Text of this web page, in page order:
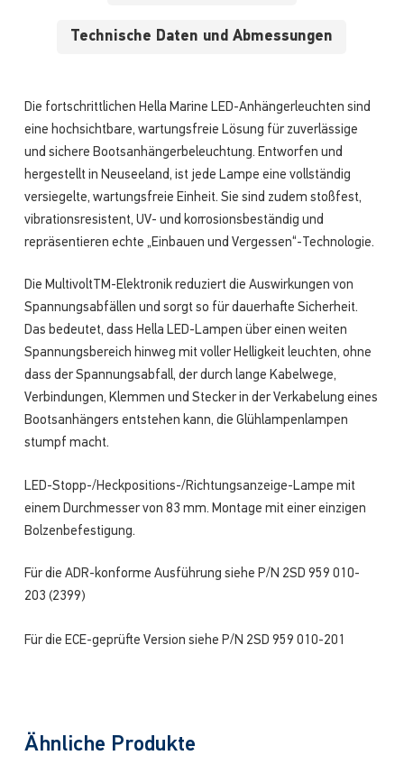
Technische Daten und Abmessungen
Die fortschrittlichen Hella Marine LED-Anhängerleuchten sind
eine hochsichtbare, wartungsfreie Lösung für zuverlässige
und sichere Bootsanhängerbeleuchtung. Entworfen und
hergestellt in Neuseeland, ist jede Lampe eine vollständig
versiegelte, wartungsfreie Einheit. Sie sind zudem stoßfest,
vibrationsresistent, UV- und korrosionsbeständig und
repräsentieren echte „Einbauen und Vergessen“-Technologie.
Die MultivoltTM-Elektronik reduziert die Auswirkungen von
Spannungsabfällen und sorgt so für dauerhafte Sicherheit.
Das bedeutet, dass Hella LED-Lampen über einen weiten
Spannungsbereich hinweg mit voller Helligkeit leuchten, ohne
dass der Spannungsabfall, der durch lange Kabelwege,
Verbindungen, Klemmen und Stecker in der Verkabelung eines
Bootsanhängers entstehen kann, die Glühlampenlampen
stumpf macht.
LED-Stopp-/Heckpositions-/Richtungsanzeige-Lampe mit
einem Durchmesser von 83 mm. Montage mit einer einzigen
Bolzenbefestigung.
Für die ADR-konforme Ausführung siehe P/N 2SD 959 010-
203 (2399)
Für die ECE-geprüfte Version siehe P/N 2SD 959 010-201
Ähnliche Produkte